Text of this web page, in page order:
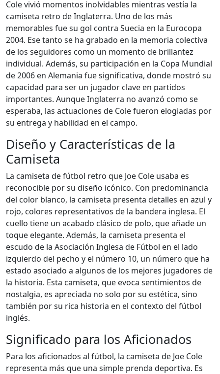
Cole vivió momentos inolvidables mientras vestía la
camiseta retro de Inglaterra. Uno de los más
memorables fue su gol contra Suecia en la Eurocopa
2004. Ese tanto se ha grabado en la memoria colectiva
de los seguidores como un momento de brillantez
individual. Además, su participación en la Copa Mundial
de 2006 en Alemania fue significativa, donde mostró su
capacidad para ser un jugador clave en partidos
importantes. Aunque Inglaterra no avanzó como se
esperaba, las actuaciones de Cole fueron elogiadas por
su entrega y habilidad en el campo.
Diseño y Características de la
Camiseta
La camiseta de fútbol retro que Joe Cole usaba es
reconocible por su diseño icónico. Con predominancia
del color blanco, la camiseta presenta detalles en azul y
rojo, colores representativos de la bandera inglesa. El
cuello tiene un acabado clásico de polo, que añade un
toque elegante. Además, la camiseta presenta el
escudo de la Asociación Inglesa de Fútbol en el lado
izquierdo del pecho y el número 10, un número que ha
estado asociado a algunos de los mejores jugadores de
la historia. Esta camiseta, que evoca sentimientos de
nostalgia, es apreciada no solo por su estética, sino
también por su rica historia en el contexto del fútbol
inglés.
Significado para los Aficionados
Para los aficionados al fútbol, la camiseta de Joe Cole
representa más que una simple prenda deportiva. Es